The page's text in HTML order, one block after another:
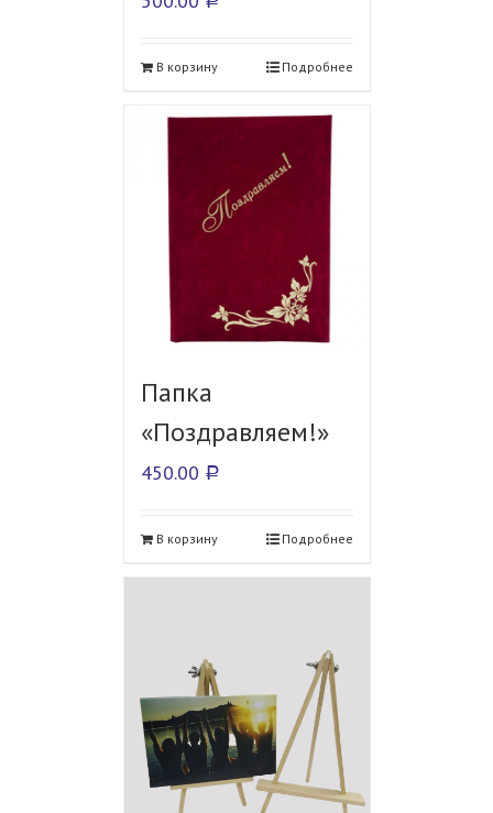
В корзину Подробнее
Папка
«Поздравляем!»
450.00 Р
В корзину Подробнее